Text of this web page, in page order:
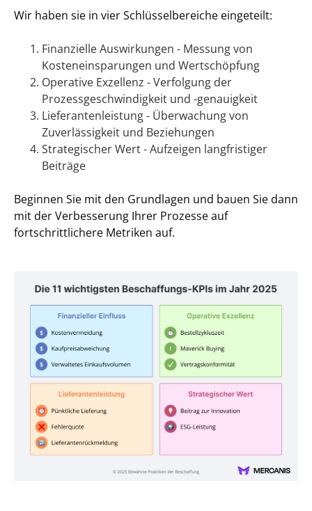
Wir haben sie in vier Schlüsselbereiche eingeteilt:
Finanzielle Auswirkungen - Messung von
Kosteneinsparungen und Wertschöpfung
Operative Exzellenz - Verfolgung der
Prozessgeschwindigkeit und -genauigkeit
Lieferantenleistung - Überwachung von
Zuverlässigkeit und Beziehungen
Strategischer Wert - Aufzeigen langfristiger
Beiträge
Beginnen Sie mit den Grundlagen und bauen Sie dann
mit der Verbesserung Ihrer Prozesse auf
fortschrittlichere Metriken auf.